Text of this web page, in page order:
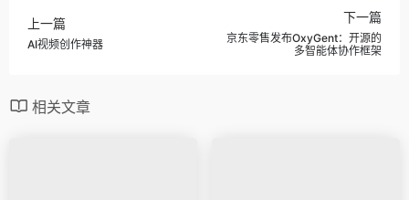
上一篇
AI视频创作神器
下一篇
京东零售发布OxyGent：开源的
多智能体协作框架
相关文章